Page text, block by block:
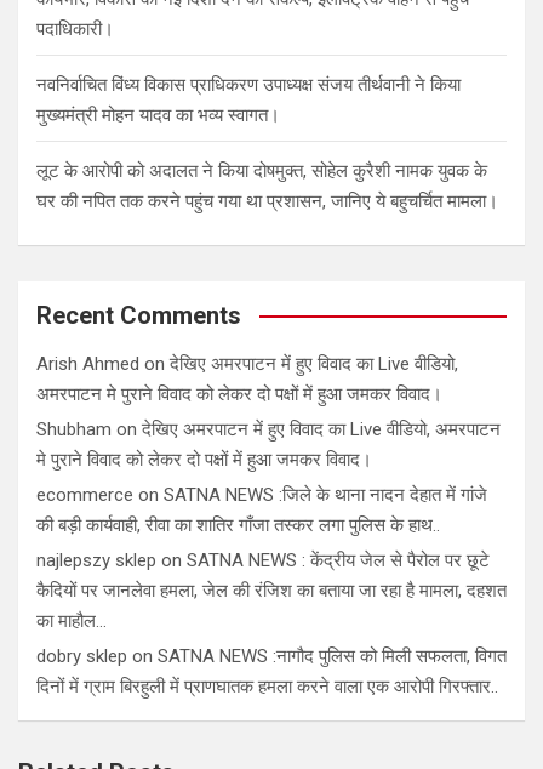
पदाधिकारी।
नवनिर्वाचित विंध्य विकास प्राधिकरण उपाध्यक्ष संजय तीर्थवानी ने किया
मुख्यमंत्री मोहन यादव का भव्य स्वागत।
लूट के आरोपी को अदालत ने किया दोषमुक्त, सोहेल कुरैशी नामक युवक के
घर की नपित तक करने पहुंच गया था प्रशासन, जानिए ये बहुचर्चित मामला।
Recent Comments
Arish Ahmed onदेखिए अमरपाटन में हुए विवाद का Live वीडियो,
अमरपाटन मे पुराने विवाद को लेकर दो पक्षों में हुआ जमकर विवाद।
Shubham onदेखिए अमरपाटन में हुए विवाद का Live वीडियो, अमरपाटन
मे पुराने विवाद को लेकर दो पक्षों में हुआ जमकर विवाद।
ecommerce on SATNA NEWS :जिले के थाना नादन देहात में गांजे
की बड़ी कार्यवाही, रीवा का शातिर गाँजा तस्कर लगा पुलिस के हाथ..
najlepszy sklep on SATNA NEWS : केंद्रीय जेल से पैरोल पर छूटे
कैदियों पर जानलेवा हमला, जेल की रंजिश का बताया जा रहा है मामला, दहशत
का माहौल…
dobry sklep on SATNA NEWS :नागौद पुलिस को मिली सफलता, विगत
दिनों में ग्राम बिरहुली में प्राणघातक हमला करने वाला एक आरोपी गिरफ्तार..